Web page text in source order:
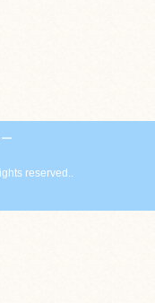
reserved..